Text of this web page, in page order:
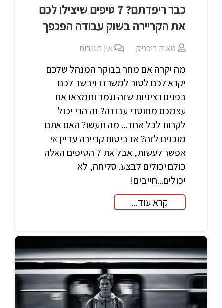
כבר ריפדתם? 7 טיפים שיצילו לכם
את הקריירה בשוק עבודה הפכפך
מאיה בוכניק אין תגובות
מה יקרה אם מחר בבוקר המנהל שלכם
יקרא לכם לסור למשרדו ויבשר לכם
בפנים רציניות שזה נגמר ותמצאו את
עצמכם מחוסרי עבודה? זה הרי יכול
לקרות לכל אחד... מה תעשו? האם אתם
מוכנים לזה? אז ביטוח קריירה עדיין אי
אפשר לעשות, אבל את 7 הטיפים האלה
כולם יכולים לבצע. סליחה, לא
יכולים...חייבים!
קרא עוד...